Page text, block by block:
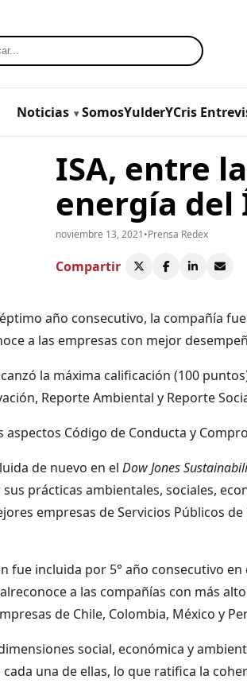
Noticias SomosYulderYCris
ISA, entre
energía del
noviembre 13, 2021•Prensa Redex
Compartir
año consecutivo, la compañía
a las empresas con mejor
la máxima calificación (100
Reporte Ambiental y Reporte
aspectos Código de Conducta y
de nuevo en el Dow Jones
prácticas ambientales, sociales,
empresas de Servicios Públicos
fue incluida por 5° año consecutivo
a las compañías con más
de Chile, Colombia, México y
social, económica y
una de ellas, lo que ratifica la